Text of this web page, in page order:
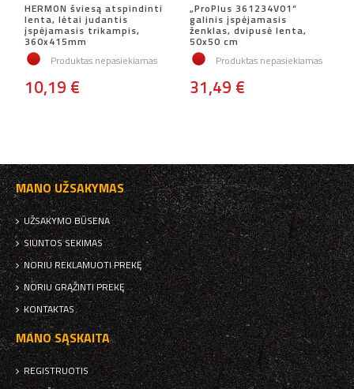
HERMON šviesą atspindinti
lenta, lėtai judantis
įspėjamasis trikampis,
360x415mm
Produktas nepasiekiamas
10,19 €
„ProPlus 361234V01“
galinis įspėjamasis
ženklas, dvipusė lenta,
50x50 cm
Produktas nepasiekiamas
31,49 €
MANO UŽSAKYMAS
UŽSAKYMO BŪSENA
SIUNTOS SEKIMAS
NORIU REKLAMUOTI PREKĘ
NORIU GRĄŽINTI PREKĘ
KONTAKTAS
MANO SĄSKAITA
REGISTRUOTIS